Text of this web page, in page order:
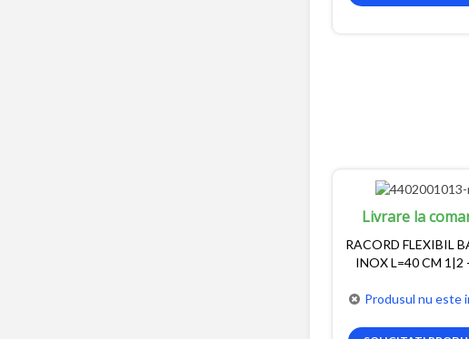
Livrare la
RACORD FLEXIBIL
INOX L=40 CM 1|2
Produsul nu este